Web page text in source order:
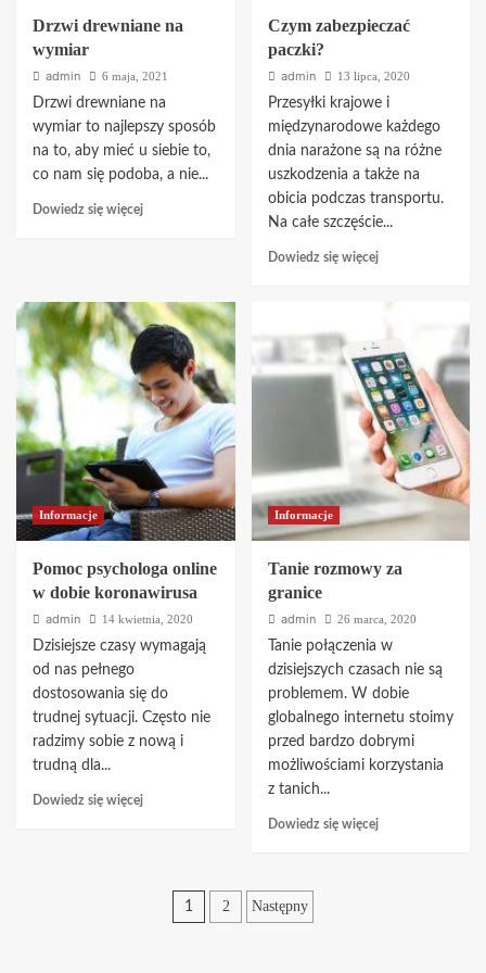
Drzwi drewniane na
wymiar
admin 6 maja, 2021
Drzwi drewniane na
wymiar to najlepszy sposób
na to, aby mieć u siebie to,
co nam się podoba, a nie...
Dowiedz się więcejDowiedz
drewniane
na
wymiar
Czym zabezpieczać
paczki?
admin 13 lipca, 2020
Przesyłki krajowe i
międzynarodowe każdego
dnia narażone są na różne
uszkodzenia a także na
obicia podczas transportu.
Na całe szczęście...
Dowiedz się więcejDowiedz
zabezpieczać
paczki?
Informacje
Pomoc psychologa online
w dobie koronawirusa
admin 14 kwietnia, 2020
Dzisiejsze czasy wymagają
od nas pełnego
dostosowania się do
trudnej sytuacji. Często nie
radzimy sobie z nową i
trudną dla...
Dowiedz się więcejDowiedz
psychologa
online
Informacje
Tanie rozmowy za
granice
admin 26 marca, 2020
Tanie połączenia w
dzisiejszych czasach nie są
problemem. W dobie
globalnego internetu stoimy
przed bardzo dobrymi
możliwościami korzystania
z tanich...
Dowiedz się więcejDowiedz
Stronicowanie
1 2 Następny